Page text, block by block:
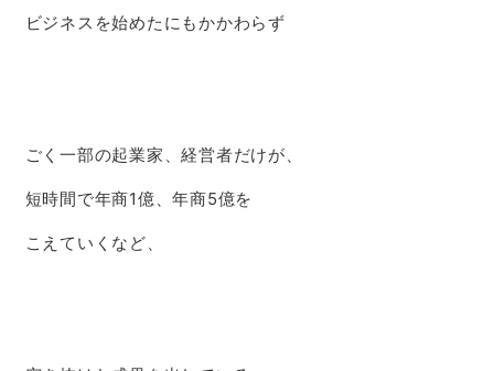
ビジネスを始めたにもかかわらず
ごく一部の起業家、経営者だけが、
短時間で年商1億、年商5億を
こえていくなど、